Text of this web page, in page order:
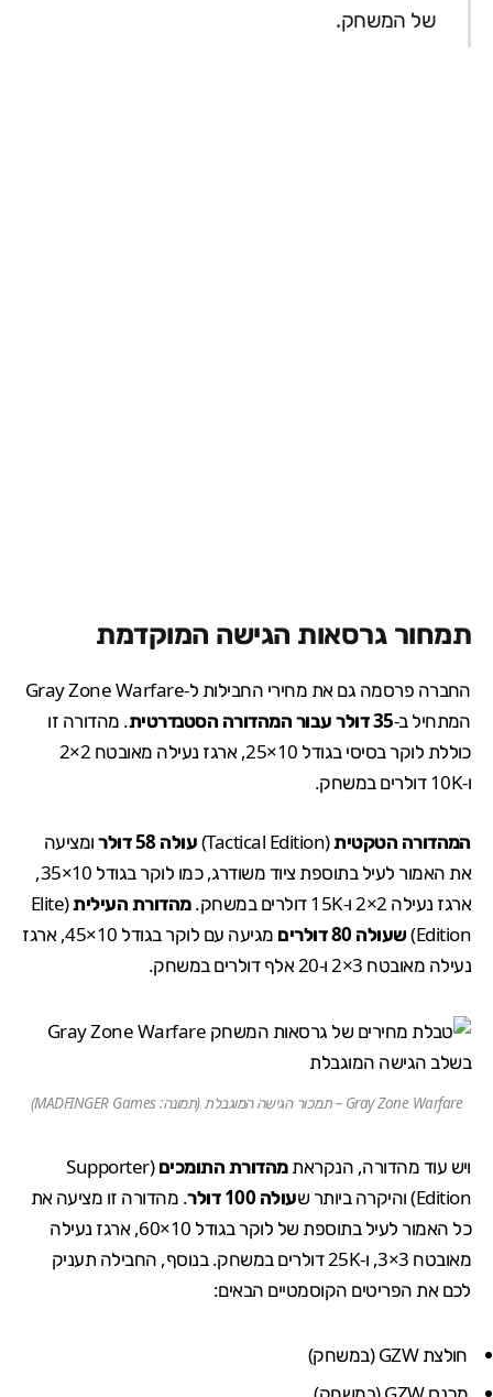
של המשחק.
תמחור גרסאות הגישה המוקדמת
החברה פרסמה גם את מחירי החבילות ל-Gray Zone Warfare
המתחיל ב-35 דולר עבור המהדורה הסטנדרטית
. מהדורה זו
כוללת לוקר בסיסי בגודל 10×25, ארגז נעילה מאובטח 2×2
ו-10K דולרים במשחק.
המהדורה הטקטית(Tactical Edition) עולה 58 דולר
ומציעה
את האמור לעיל בתוספת ציוד משודרג, כמו לוקר בגודל 10×35,
ארגז נעילה 2×2 ו-15K דולרים במשחק.
מהדורת העילית(Elite
Edition) שעולה 80 דולרים
מגיעה עם לוקר בגודל 10×45, ארגז
נעילה מאובטח 3×2 ו-20 אלף דולרים במשחק.
Gray Zone Warfare – תמכור הגישה המוגבלת (תמונה: MADFINGER Games)
ויש עוד מהדורה, הנקראתמהדורת התומכים (Supporter
Edition) והיקרה ביותר ש
עולה 100 דולר
. מהדורה זו מציעה את
כל האמור לעיל בתוספת של לוקר בגודל 10×60, ארגז נעילה
מאובטח 3×3, ו-25K דולרים במשחק. בנוסף, החבילה תעניק
לכם את הפריטים הקוסמטיים הבאים:
חולצת GZW (במשחק)